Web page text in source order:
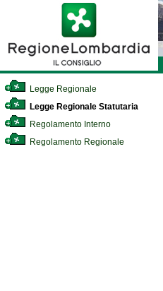
Legge Regionale
Legge Regionale Statutaria
Regolamento Interno
Regolamento Regionale